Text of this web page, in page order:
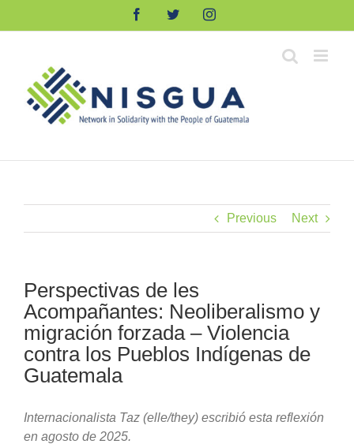
FacebookTwitterInstagram
Previous Next
Perspectivas de les
Acompañantes: Neoliberalismo y
migración forzada – Violencia
contra los Pueblos Indígenas de
Guatemala
Internacionalista Taz (elle/they) escribió esta reflexión
en agosto de 2025.